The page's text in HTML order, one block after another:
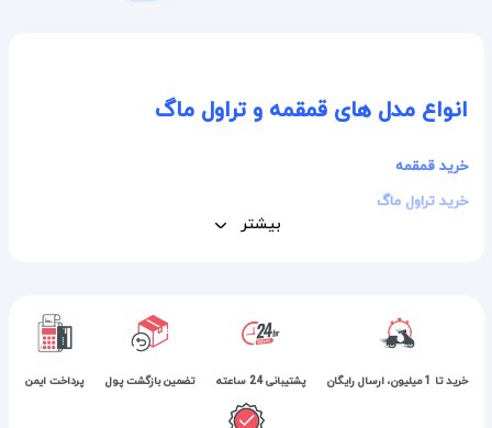
انواع مدل های قمقمه و تراول ماگ
خرید قمقمه
خرید تراول ماگ
بیشتر
خرید تا 1 میلیون، ارسال رایگان پشتیبانی 24 ساعته تضمین بازگشت پول پرداخت ایمن